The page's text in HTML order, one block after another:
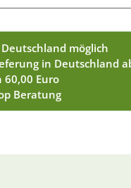
möglich
in Deutschland
Euro
Beratung